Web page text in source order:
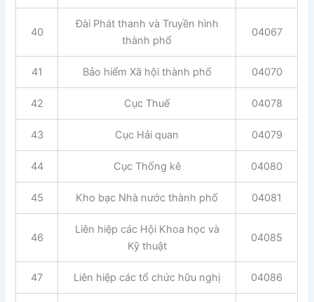
40
Đài Phát thanh và Truyền hình
thành phố
04067
41 Bảo hiểm Xã hội thành phố 04070
42 Cục Thuế 04078
43 Cục Hải quan 04079
44 Cục Thống kê 04080
45 Kho bạc Nhà nước thành phố 04081
46
Liên hiệp các Hội Khoa học và
Kỹ thuật
04085
47 Liên hiệp các tổ chức hữu nghị 04086